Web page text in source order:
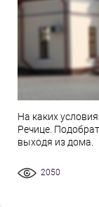
На каких
Речице.
выходя из дома.
2050